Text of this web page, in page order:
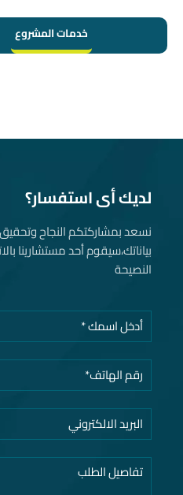
خدمات المشروع
لديك أى استفسار؟
نسعد بمشاركتكم النجاح
بياناتك، سيقوم أحد مستشارينا
النصيحة